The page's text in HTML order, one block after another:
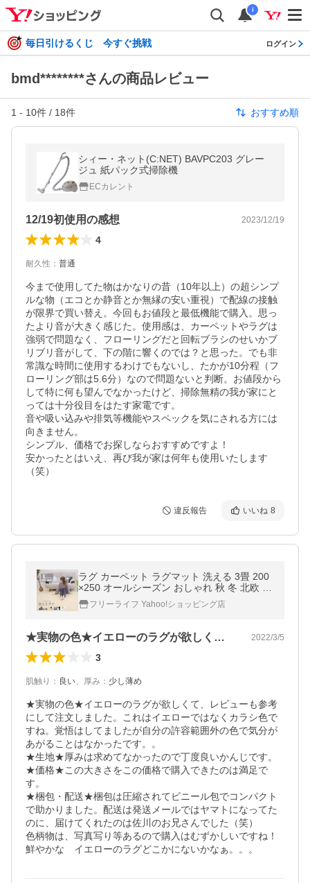
i
毎日引けるくじ 今すぐ挑戦 ログイン
bmd********さんの商品レビュー
1 - 10件 / 18件 おすすめ順
シィー・ネット(C:NET) BAVPC203 グレー
ジュ 紙パック式掃除機
ECカレント
12/19初使用の感想 2023/12/19
4
耐久性 ： 普通
今まで使用してた物はかなりの昔（10年以上）の超シンプ
ルな物（エコとか静音とか無縁の安い重視）で配線の接触
が限界で買い替え。今回もお値段と最低機能で購入。思っ
たより音が大きく感じた。使用感は、カーペットやラグは
強弱で問題なく、フローリングだと回転ブラシのせいかブ
リブリ音がして、下の階に響くのでは？と思った。でも非
常識な時間に使用するわけでもないし、たかが10分程（フ
ローリング部は5.6分）なので問題ないと判断。お値段から
して特に何も望んでなかったけど、掃除無精の我が家にと
っては十分役目をはたす家電です。
音や吸い込みや排気等機能やスペックを気にされる方には
向きません。
シンプル、価格でお探しならおすすめですよ！
安かったとはいえ、再び我が家は何年も使用いたします
（笑）
違反報告 いいね 8
ラグ カーペット ラグマット 洗える 3畳 200
×250 オールシーズン おしゃれ 秋 冬 北欧 絨
毯 抗菌 防ダニ フリーリー
フリーライフ Yahoo!ショッピング店
★実物の色★イエローのラグが欲しくて、… 2022/3/5
3
肌触り ： 良い、 厚み ： 少し薄め
★実物の色★イエローのラグが欲しくて、レビューも参考
にして注文しました。これはイエローではなくカラシ色で
すね。覚悟はしてましたが自分の許容範囲外の色で気分が
あがることはなかったです。。
★生地★厚みは求めてなかったので丁度良いかんじです。
★価格★この大きさをこの価格で購入できたのは満足で
す。
★梱包・配送★梱包は圧縮されてビニール包でコンパクト
で助かりました。配送は発送メールではヤマトになってた
のに、届けてくれたのは佐川のお兄さんでした（笑）
色柄物は、写真写り等あるので購入はむずかしいですね！
鮮やかな　イエローのラグどこかにないかなぁ。。。